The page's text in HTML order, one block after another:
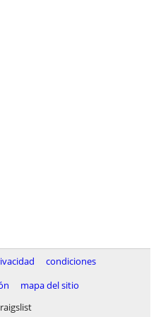
condiciones
mapa del sitio